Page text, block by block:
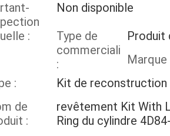
:
Non disponible
Type de
commercialisation
:
Produit
Marque
:
Kit de reconstruction
de
:
revêtement Kit With
Ring du cylindre